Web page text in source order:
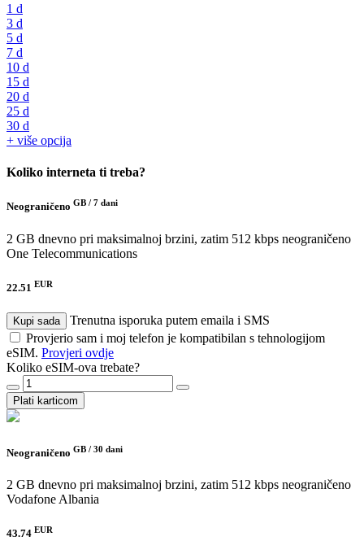
1 d
3 d
5 d
7 d
10 d
15 d
20 d
25 d
30 d
+ više opcija
Koliko interneta ti treba?
Neograničeno GB / 7 dani
2 GB dnevno pri maksimalnoj brzini, zatim 512 kbps neograničeno
One Telecommunications
22.51 EUR
Kupi sada
Trenutna isporuka putem emaila i SMS
Provjerio sam i moj telefon je kompatibilan s tehnologijom
eSIM. Provjeri ovdje
Koliko eSIM-ova trebate?
Plati karticom
Neograničeno GB / 30 dani
2 GB dnevno pri maksimalnoj brzini, zatim 512 kbps neograničeno
Vodafone Albania
43.74 EUR